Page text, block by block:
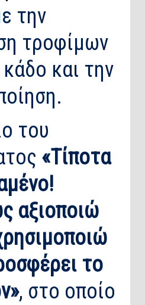
την
τροφίμων
και την
του
«Τίποτα
αξιοποιώ
το
, στο οποίο